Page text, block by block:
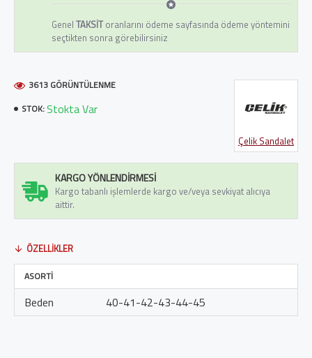
Genel TAKSİToranlarını ödeme sayfasında ödeme yöntemini
seçtikten sonra görebilirsiniz
STOK:Stokta Var
Çelik Sandalet
3613 GÖRÜNTÜLENME
KARGO YÖNLENDIRMESI
Kargo tabanlı işlemlerde kargo ve/veya sevkiyat alıcıya
aittir.
ÖZELLIKLER
ASORTİ
Beden 40-41-42-43-44-45